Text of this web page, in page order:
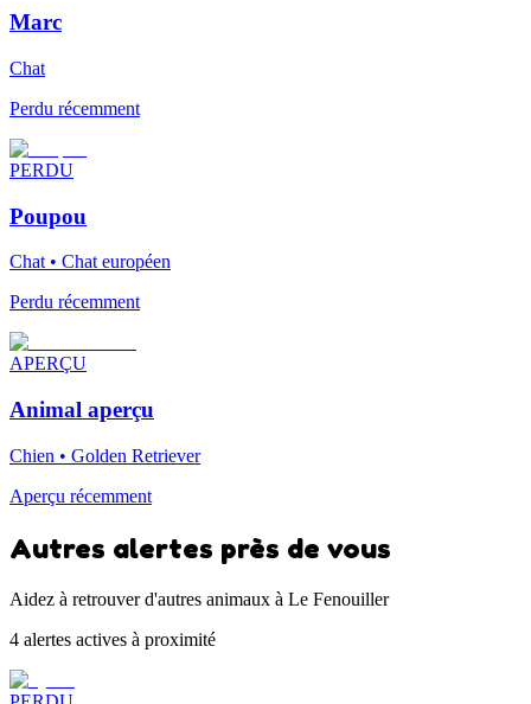
Marc
Chat
Perdu récemment
PERDU
Poupou
Chat • Chat européen
Perdu récemment
APERÇU
Animal aperçu
Chien • Golden Retriever
Aperçu récemment
Autres alertes près de vous
Aidez à retrouver d'autres animaux à Le Fenouiller
4 alertes actives à proximité